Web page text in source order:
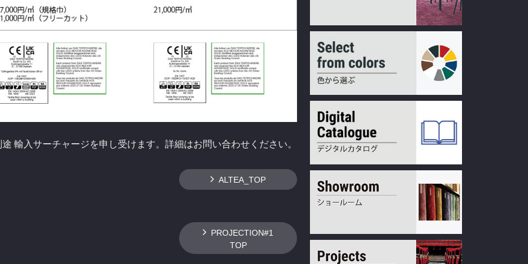
輸入サーチャージを申し受けます。詳細はお問い合わせください。
ALTEA_TOP
PROJECTION#1
TOP